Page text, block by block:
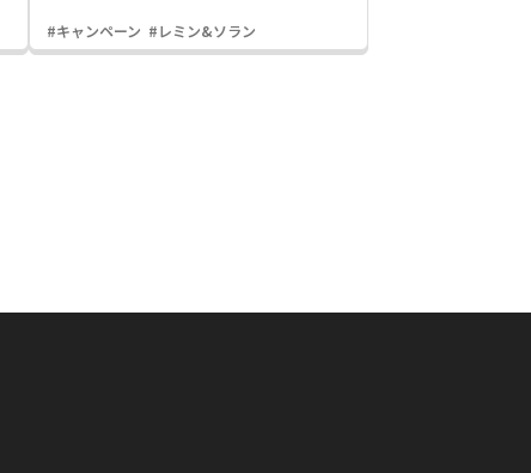
#キャンペーン #レミン&ソラン